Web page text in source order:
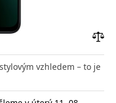
vzhledem – to je